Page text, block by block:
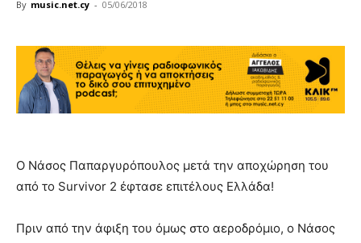
By music.net.cy - 05/06/2018
Ο Νάσος Παπαργυρόπουλος μετά την αποχώρηση του
από το Survivor 2 έφτασε επιτέλους Ελλάδα!
Πριν από την άφιξη του όμως στο αεροδρόμιο, ο Νάσος